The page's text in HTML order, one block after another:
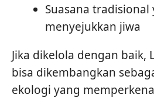
Suasana tradisional
menyejukkan jiwa
Jika dikelola dengan baik,
bisa dikembangkan
ekologi yang